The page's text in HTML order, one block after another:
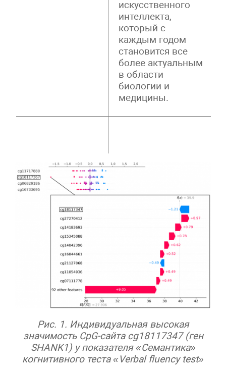
искусственного
интеллекта,
который с
каждым годом
становится все
более актуальным
в области
биологии и
медицины.
Рис. 1. Индивидуальная высокая
значимость CpG-сайта cg18117347 (ген
SHANK1) у показателя «Семантика»
когнитивного теста «Verbal fluency test»